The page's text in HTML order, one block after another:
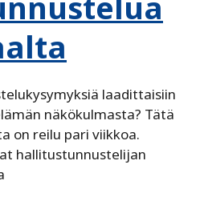
laadittaisiin
näkökulmasta? Tätä
on reilu pari viikkoa.
hallitustunnustelijan